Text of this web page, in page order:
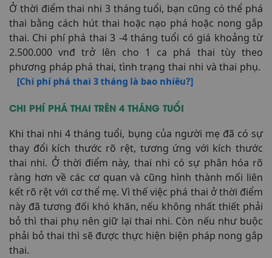
Ở thời điểm thai nhi 3 tháng tuổi, bạn cũng có thể phá
thai bằng cách hút thai hoặc nạo phá hoặc nong gắp
thai. Chi phí phá thai 3 -4 tháng tuổi có giá khoảng từ
2.500.000 vnđ trở lên cho 1 ca phá thai tùy theo
phương pháp phá thai, tình trạng thai nhi và thai phụ.
[Chi phí phá thai 3 tháng là bao nhiêu?]
CHI PHÍ PHÁ THAI TRÊN 4 THÁNG TUỔI
Khi thai nhi 4 tháng tuổi, bụng của người mẹ đã có sự
thay đổi kích thước rõ rệt, tương ứng với kích thước
thai nhi. Ở thời điểm này, thai nhi có sự phân hóa rõ
ràng hơn về các cơ quan và cũng hình thành mối liên
kết rõ rệt với cơ thể mẹ. Vì thế việc phá thai ở thời điểm
này đã tương đối khó khăn, nếu không nhất thiết phải
bỏ thì thai phụ nên giữ lại thai nhi. Còn nếu như buộc
phải bỏ thai thì sẽ được thực hiện biện pháp nong gắp
thai.